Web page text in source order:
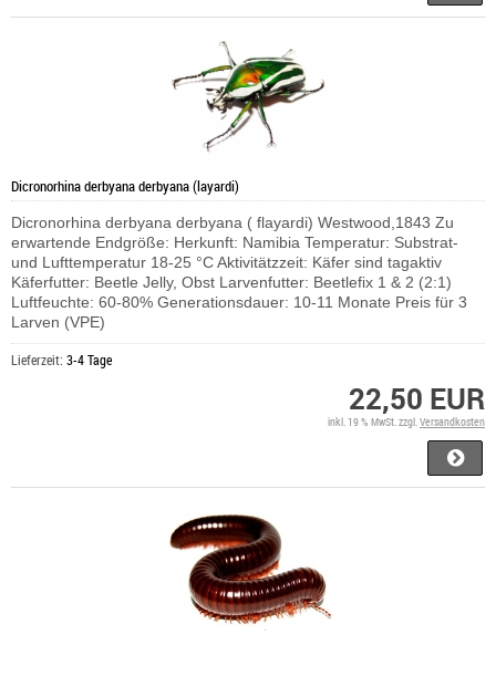
Dicronorhina derbyana derbyana (layardi)
Dicronorhina derbyana derbyana ( flayardi) Westwood,1843 Zu
erwartende Endgröße: Herkunft: Namibia Temperatur: Substrat-
und Lufttemperatur 18-25 °C Aktivitätzzeit: Käfer sind tagaktiv
Käferfutter: Beetle Jelly, Obst Larvenfutter: Beetlefix 1 & 2 (2:1)
Luftfeuchte: 60-80% Generationsdauer: 10-11 Monate Preis für 3
Larven (VPE)
Lieferzeit: 3-4 Tage
22,50 EUR
inkl. 19 % MwSt. zzgl.Versandkosten